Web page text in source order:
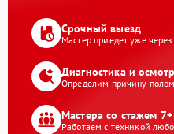
Срочный выезд
Мастер приедет уже
Диагностика и
Определим причину
Мастера со стажем 7+
Работаем с техникой